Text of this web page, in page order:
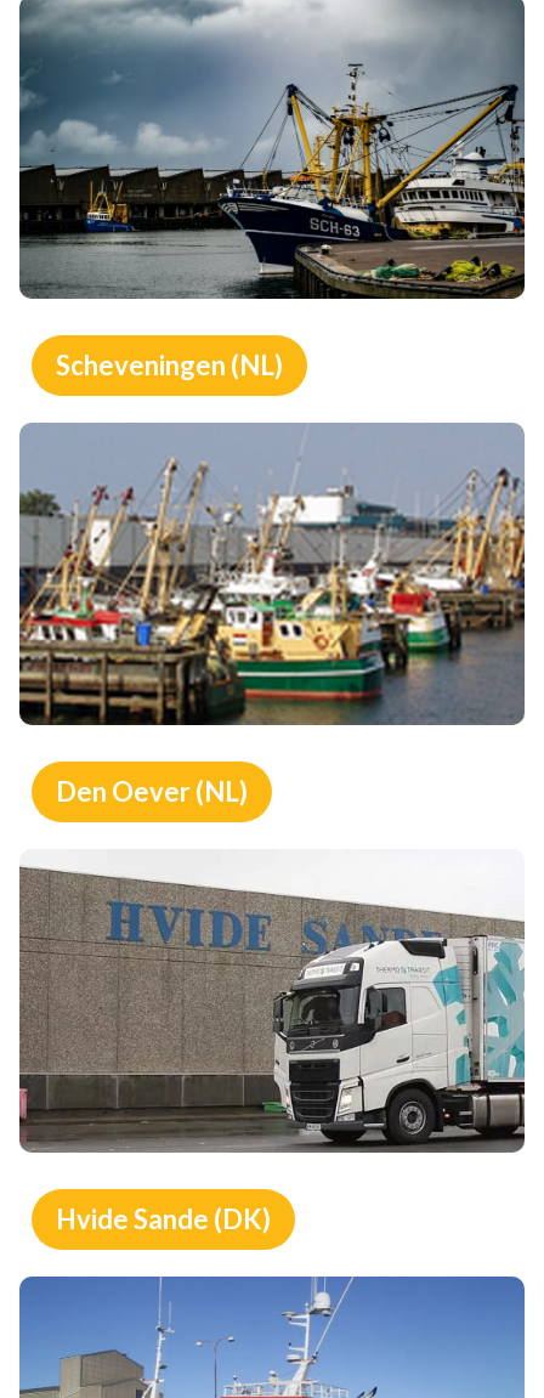
Scheveningen (NL)
Den Oever (NL)
Hvide Sande (DK)